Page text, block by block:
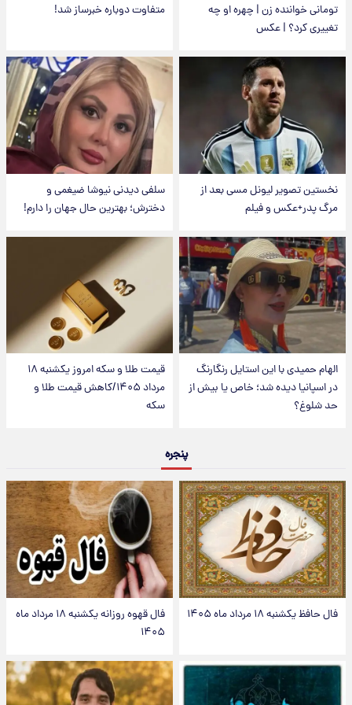
تومانی خواننده زن | چهره او چه
تغییری کرد؟ | عکس
متفاوت دوباره خبرساز شد!
نخستین تصویر لیونل مسی بعد از
مرگ پدر+عکس و فیلم
سلفی دیدنی نیوشا ضیغمی و
دخترش؛ بهترین حال جهان را دارم!
الهام حمیدی با این استایل رنگارنگ
در اسپانیا دیده شد؛ خاص یا بیش از
حد شلوغ؟
قیمت طلا و سکه امروز یکشنبه ۱۸
مرداد ۱۴۰۵/کاهش قیمت طلا و
سکه
پنجره
فال حافظ یکشنبه ۱۸ مرداد ماه ۱۴۰۵
فال قهوه روزانه یکشنبه ۱۸ مرداد ماه
۱۴۰۵